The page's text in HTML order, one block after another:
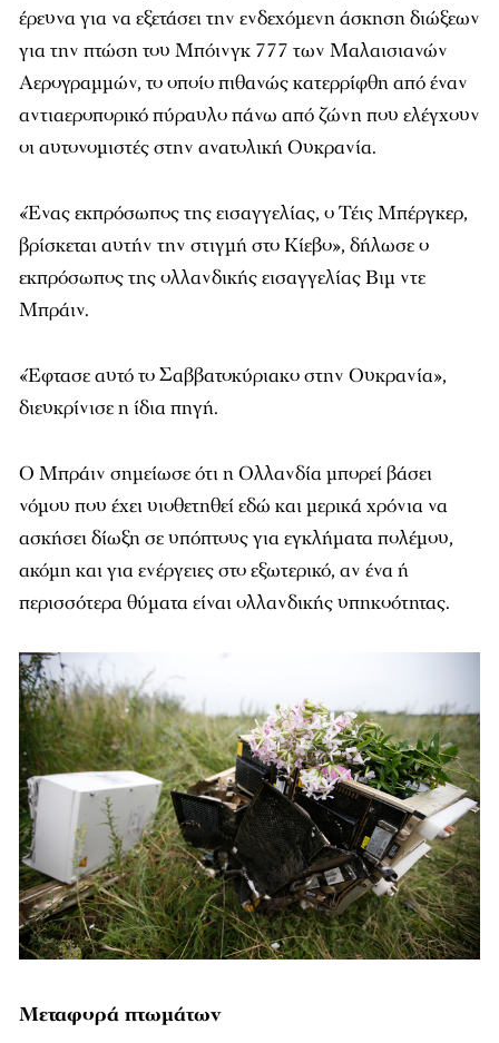
έρευνα για να εξετάσει την ενδεχόμενη άσκηση διώξεων
για την πτώση του Μπόινγκ 777 των Μαλαισιανών
Αερογραμμών, το οποίο πιθανώς κατερρίφθη από έναν
αντιαεροπορικό πύραυλο πάνω από ζώνη που ελέγχουν
οι αυτονομιστές στην ανατολική Ουκρανία.
«Ένας εκπρόσωπος της εισαγγελίας, ο Τέις Μπέργκερ,
βρίσκεται αυτήν την στιγμή στο Κίεβο», δήλωσε ο
εκπρόσωπος της ολλανδικής εισαγγελίας Βιμ ντε
Μπράιν.
«Έφτασε αυτό το Σαββατοκύριακο στην Ουκρανία»,
διευκρίνισε η ίδια πηγή.
Ο Μπράιν σημείωσε ότι η Ολλανδία μπορεί βάσει
νόμου που έχει υιοθετηθεί εδώ και μερικά χρόνια να
ασκήσει δίωξη σε υπόπτους για εγκλήματα πολέμου,
ακόμη και για ενέργειες στο εξωτερικό, αν ένα ή
περισσότερα θύματα είναι ολλανδικής υπηκοότητας.
Μεταφορά πτωμάτων